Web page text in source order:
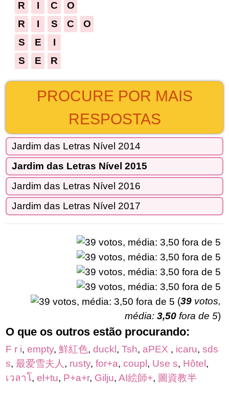
R
I C
O
R
I S C
O
S
E
I
S
E R
PROCURE POR MAIS
RESPOSTAS
Jardim das Letras Nível 2014
Jardim das Letras Nível 2015
Jardim das Letras Nível 2016
Jardim das Letras Nível 2017
(39 votos,
média: 3,50 fora de 5)
O que os outros estão procurando:
F r i, empty, 鮮紅色, duckl, Tsh, aPEX , icaru, sds
s, 最爱雪夫人 , rusty, for+a, coupl, Use s, Hôtel,
เวลาโ, el+tu, P+a+r, Gilju, AI絵師+, 圖資教半